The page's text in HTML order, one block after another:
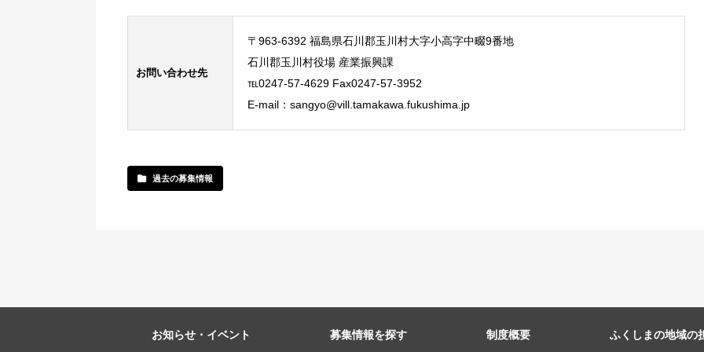
お問い合わせ先
〒963-6392 福島県石川郡玉川村大字小高字中畷9番地
石川郡玉川村役場 産業振興課
℡0247-57-4629 Fax0247-57-3952
E-mail：sangyo@vill.tamakawa.fukushima.jp
過去の募集情報
お知らせ・イベント 募集情報を探す 制度概要 ふくしまの地域の